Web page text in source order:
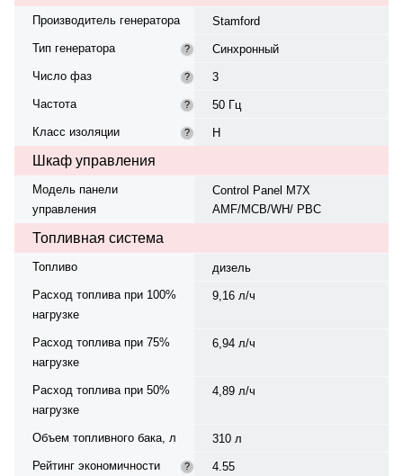
Производитель генератора
Stamford
Тип генератора
?
Синхронный
Число фаз
?
3
Частота
?
50 Гц
Класс изоляции
? H
Шкаф управления
Модель панели
управления
Control Panel M7X
AMF/MCB/WH/ PBC
Топливная система
Топливо
дизель
Расход топлива при 100%
нагрузке
9,16 л/ч
Расход топлива при 75%
нагрузке
6,94 л/ч
Расход топлива при 50%
нагрузке
4,89 л/ч
Объем топливного бака, л
310 л
Рейтинг экономичности
? 4.55